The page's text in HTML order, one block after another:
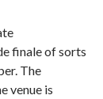
finale of sorts
The
venue is